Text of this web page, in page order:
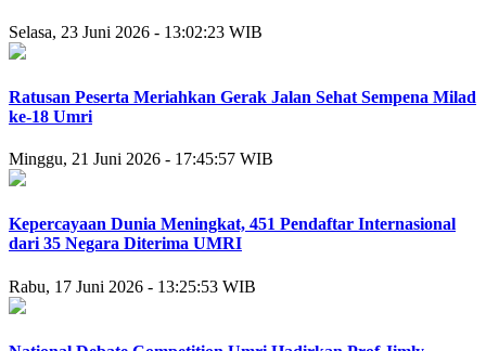
Selasa, 23 Juni 2026 - 13:02:23 WIB
Ratusan Peserta Meriahkan Gerak Jalan Sehat Sempena Milad
ke-18 Umri
Minggu, 21 Juni 2026 - 17:45:57 WIB
Kepercayaan Dunia Meningkat, 451 Pendaftar Internasional
dari 35 Negara Diterima UMRI
Rabu, 17 Juni 2026 - 13:25:53 WIB